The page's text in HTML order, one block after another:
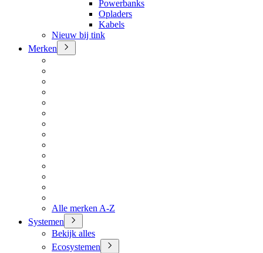
Powerbanks
Opladers
Kabels
Nieuw bij tink
Merken
Alle merken A-Z
Systemen
Bekijk alles
Ecosystemen